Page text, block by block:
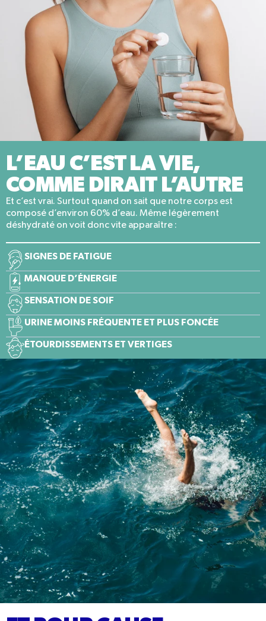
L’EAU C’EST LA VIE,
COMME DIRAIT L’AUTRE
Et c’est vrai. Surtout quand on sait que notre corps est
composé d’environ 60% d’eau. Même légèrement
déshydraté on voit donc vite apparaître :
SIGNES DE FATIGUE
MANQUE D’ÉNERGIE
SENSATION DE SOIF
URINE MOINS FRÉQUENTE ET PLUS FONCÉE
ÉTOURDISSEMENTS ET VERTIGES